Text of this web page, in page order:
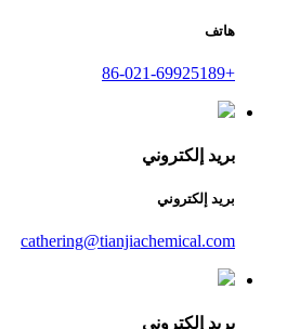
هاتف
+86-021-69925189
بريد إلكتروني
بريد إلكتروني
cathering@tianjiachemical.com
بريد إلكتروني